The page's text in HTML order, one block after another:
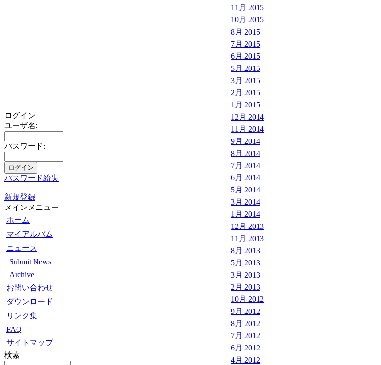
ログイン
ユーザ名:
パスワード:
パスワード紛失
新規登録
メインメニュー
ホーム
マイアルバム
ニュース
Submit News
Archive
お問い合わせ
ダウンロード
リンク集
FAQ
サイトマップ
検索
11月 2015
10月 2015
8月 2015
7月 2015
6月 2015
5月 2015
3月 2015
2月 2015
1月 2015
12月 2014
11月 2014
9月 2014
8月 2014
7月 2014
6月 2014
5月 2014
3月 2014
1月 2014
12月 2013
11月 2013
8月 2013
5月 2013
3月 2013
2月 2013
10月 2012
9月 2012
8月 2012
7月 2012
6月 2012
4月 2012